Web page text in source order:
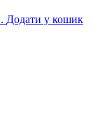
Додати у кошик